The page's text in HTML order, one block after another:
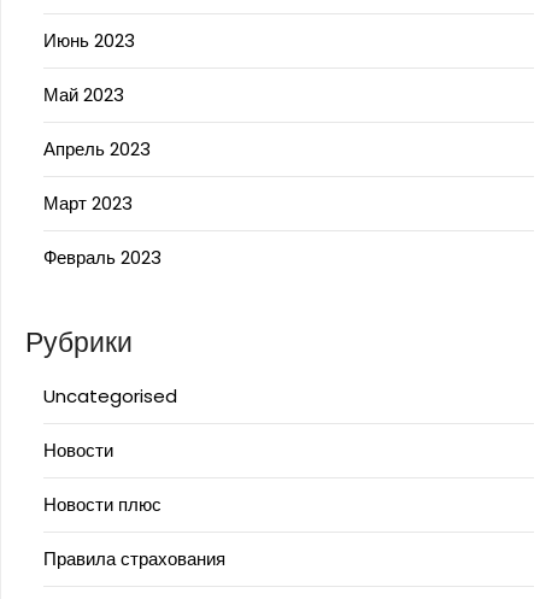
Июнь 2023
Май 2023
Апрель 2023
Март 2023
Февраль 2023
Рубрики
Uncategorised
Новости
Новости плюс
Правила страхования